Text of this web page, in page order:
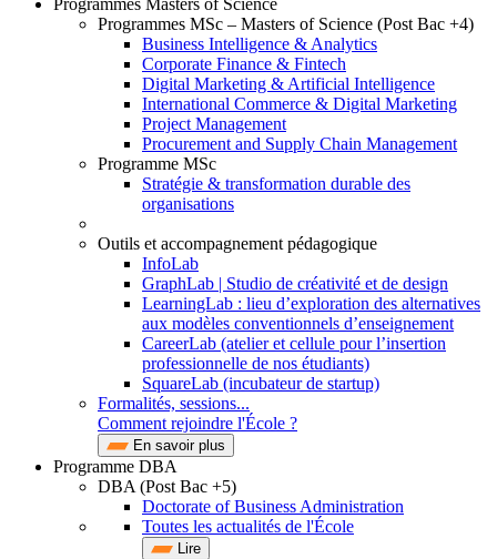
Programmes Masters of Science
Programmes MSc – Masters of Science (Post Bac +4)
Business Intelligence & Analytics
Corporate Finance & Fintech
Digital Marketing & Artificial Intelligence
International Commerce & Digital Marketing
Project Management
Procurement and Supply Chain Management
Programme MSc
Stratégie & transformation durable des
organisations
Outils et accompagnement pédagogique
InfoLab
GraphLab | Studio de créativité et de design
LearningLab : lieu d’exploration des alternatives
aux modèles conventionnels d’enseignement
CareerLab (atelier et cellule pour l’insertion
professionnelle de nos étudiants)
SquareLab (incubateur de startup)
Formalités, sessions...
Comment rejoindre l'École ?
En savoir plus
Programme DBA
DBA (Post Bac +5)
Doctorate of Business Administration
Toutes les actualités de l'École
Lire